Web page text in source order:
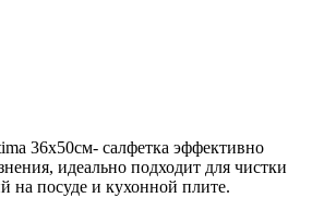
36x50см- салфетка эффективно
идеально подходит для чистки
на посуде и кухонной плите.